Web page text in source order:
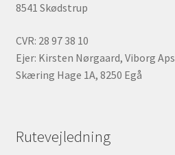
8541 Skødstrup
CVR: 28 97 38 10
Ejer: Kirsten Nørgaard, Viborg Aps
Skæring Hage 1A, 8250 Egå
Rutevejledning